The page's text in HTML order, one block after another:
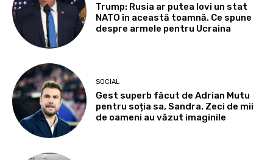
Trump: Rusia ar putea lovi un stat
NATO în această toamnă. Ce spune
despre armele pentru Ucraina
SOCIAL
Gest superb făcut de Adrian Mutu
pentru soția sa, Sandra. Zeci de mii
de oameni au văzut imaginile